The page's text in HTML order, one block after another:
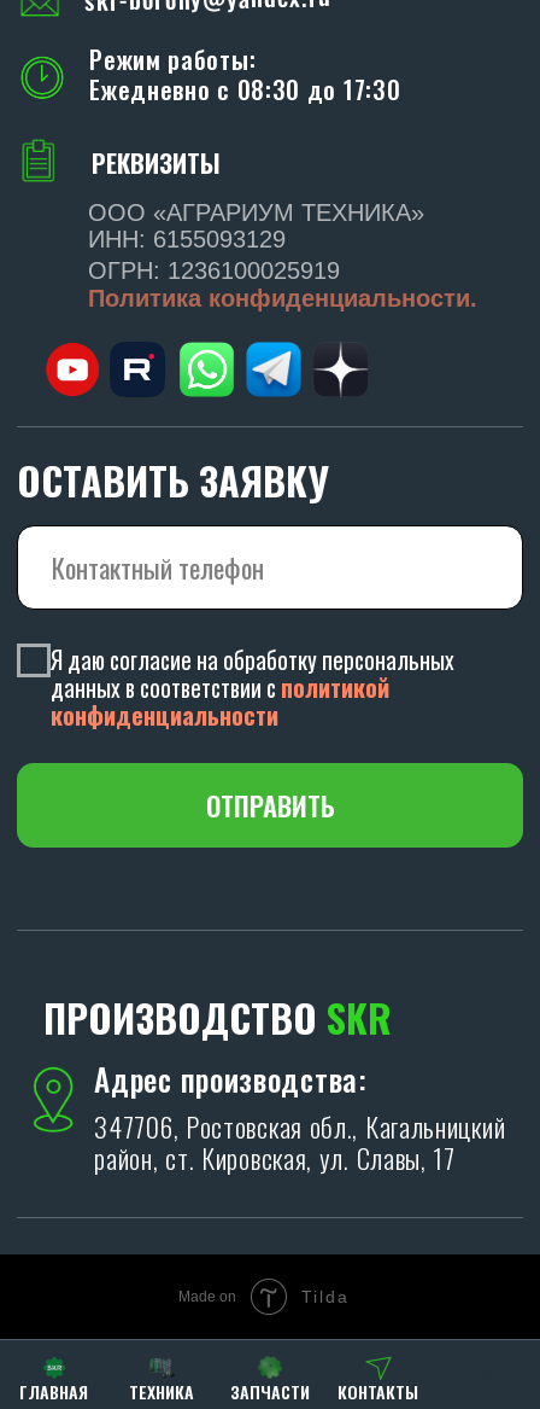
ГЛАВНАЯ ТЕХНИКА ЗАПЧАСТИ КОНТАКТЫ
ПРОИЗВОДСТВОSKR
Адрес производства:
район, ст. Кировская, ул. Славы, 17
Made on Tilda